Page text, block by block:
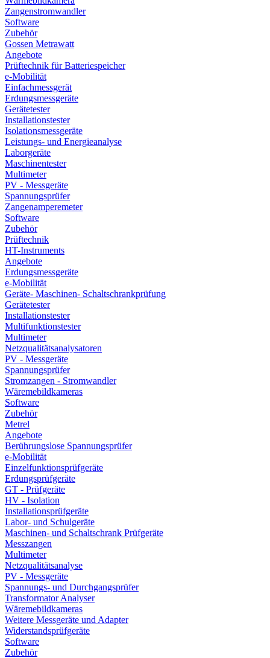
Zangenstromwandler
Software
Zubehör
Gossen Metrawatt
Angebote
Prüftechnik für Batteriespeicher
e-Mobilität
Einfachmessgerät
Erdungsmessgeräte
Gerätetester
Installationstester
Isolationsmessgeräte
Leistungs- und Energieanalyse
Laborgeräte
Maschinentester
Multimeter
PV - Messgeräte
Spannungsprüfer
Zangenamperemeter
Software
Zubehör
Prüftechnik
HT-Instruments
Angebote
Erdungsmessgeräte
e-Mobilität
Geräte- Maschinen- Schaltschrankprüfung
Gerätetester
Installationstester
Multifunktionstester
Multimeter
Netzqualitätsanalysatoren
PV - Messgeräte
Spannungsprüfer
Stromzangen - Stromwandler
Wäremebildkameras
Software
Zubehör
Metrel
Angebote
Berührungslose Spannungsprüfer
e-Mobilität
Einzelfunktionsprüfgeräte
Erdungsprüfgeräte
GT - Prüfgeräte
HV - Isolation
Installationsprüfgeräte
Labor- und Schulgeräte
Maschinen- und Schaltschrank Prüfgeräte
Messzangen
Multimeter
Netzqualitätsanalyse
PV - Messgeräte
Spannungs- und Durchgangsprüfer
Transformator Analyser
Wäremebildkameras
Weitere Messgeräte und Adapter
Widerstandsprüfgeräte
Software
Zubehör